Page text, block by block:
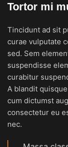
Tortor mi
Tincidunt ad sit
curae vulputate
sed. Sem
suspendisse
curabitur
A blandit
cum dictumst
consectetur eu
nec.